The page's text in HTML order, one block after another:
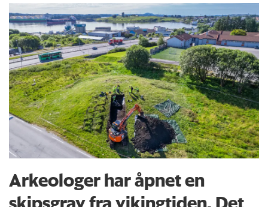
Arkeologer har åpnet en